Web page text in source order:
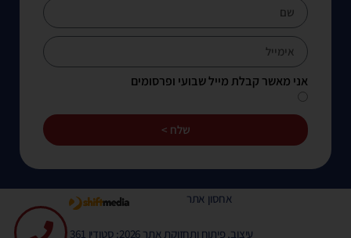
אני מאשר קבלת מייל שבועי ופרסומים
שלח >
אחסון אתר
עיצוב, פיתוח ותחזוקת אתר 2026: סטודיו 361